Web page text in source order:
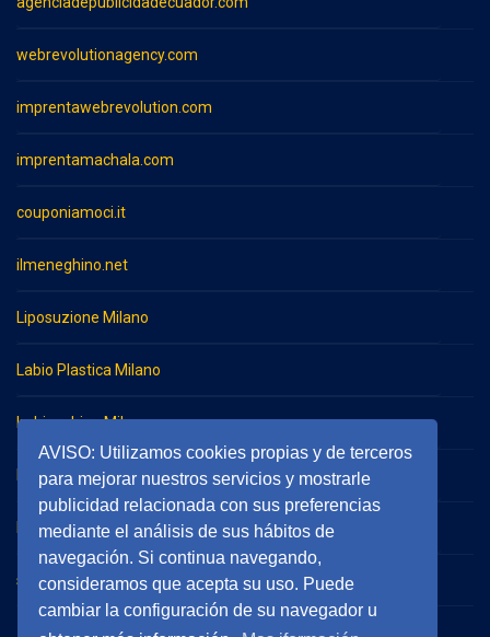
AVISO: Utilizamos cookies propias y de terceros
para mejorar nuestros servicios y mostrarle
publicidad relacionada con sus preferencias
mediante el análisis de sus hábitos de
navegación. Si continua navegando,
consideramos que acepta su uso. Puede
cambiar la configuración de su navegador u
webrevolutionagency.com
imprentawebrevolution.com
imprentamachala.com
couponiamoci.it
ilmeneghino.net
Liposuzione Milano
Labio Plastica Milano
Imbianchino Milano
Impresa di pulizie Milano
Impresa di pulizie Monza
serramentieinfissimilano.it